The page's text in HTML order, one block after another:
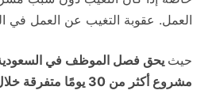
العمل. عقوبة التغيب عن العمل في
حيث يحق فصل الموظف في السعودية